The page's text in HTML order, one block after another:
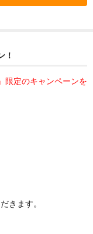
！
限定のキャンペーンを
きます。